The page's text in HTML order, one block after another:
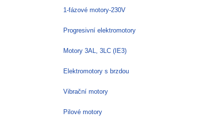
1-fázové motory-230V
Progresivní elektromotory
Motory 3AL, 3LC (IE3)
Elektromotory s brzdou
Vibrační motory
Pilové motory